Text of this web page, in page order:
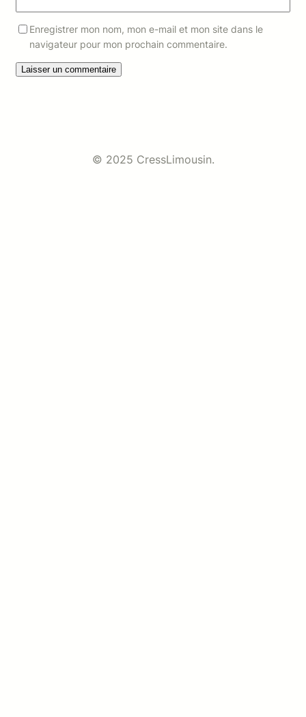
Enregistrer mon nom, mon e-mail et mon site dans le
navigateur pour mon prochain commentaire.
© 2025 CressLimousin.